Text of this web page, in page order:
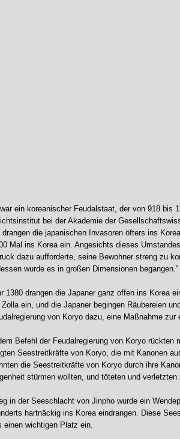
ein koreanischer Feudalstaat, der von 918 bis
bei der Akademie der
drangen die japanischen Invasoren öfters ins
Mal ins Korea ein. Angesichts dieses
dazu aufforderte, seine Bewohner streng zu
wurde es in großen Dimensionen begangen."
1380 drangen die Japaner ganz offen ins Korea
Zolla ein, und die Japaner begingen Räubereien
von Koryo dazu, eine Maßnahme
Befehl der Feudalregierung von Koryo
Seestreitkräfte von Koryo, die mit Kanonen
die Seestreitkräfte von Koryo durch ihre
stürmen wollten, und töteten und verletzten
in der Seeschlacht von Jinpho wurde ein
hartnäckig ins Korea eindrangen. Diese
einen wichtigen Platz ein.